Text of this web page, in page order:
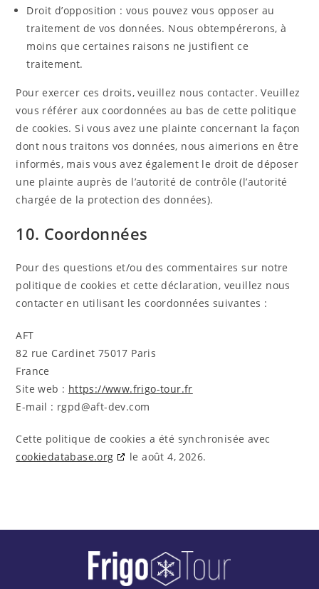
Droit d’opposition : vous pouvez vous opposer au
traitement de vos données. Nous obtempérerons, à
moins que certaines raisons ne justifient ce
traitement.
Pour exercer ces droits, veuillez nous contacter. Veuillez
vous référer aux coordonnées au bas de cette politique
de cookies. Si vous avez une plainte concernant la façon
dont nous traitons vos données, nous aimerions en être
informés, mais vous avez également le droit de déposer
une plainte auprès de l’autorité de contrôle (l’autorité
chargée de la protection des données).
10. Coordonnées
Pour des questions et/ou des commentaires sur notre
politique de cookies et cette déclaration, veuillez nous
contacter en utilisant les coordonnées suivantes :
AFT
82 rue Cardinet 75017 Paris
France
Site web : https://www.frigo-tour.fr
E-mail : rgpd@aft-dev.com
Cette politique de cookies a été synchronisée avec
cookiedatabase.org
le août 4, 2026.